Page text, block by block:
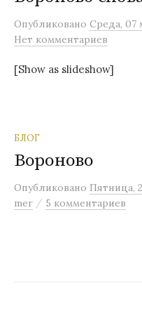
м
у
Опубликовано Среда, 07
Нет комментариев
[Show as slideshow]
БЛОГ
Вороново
Опубликовано Пятница,
mer / 5 комментариев